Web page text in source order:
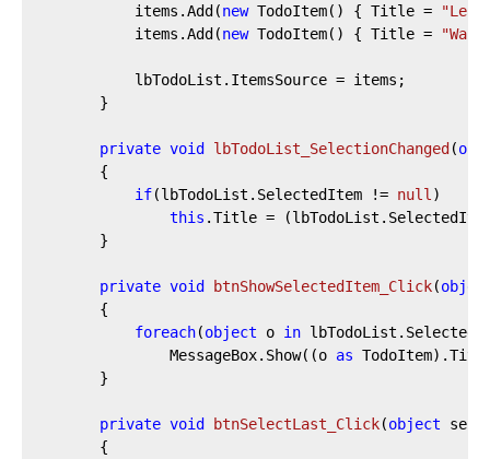
			items.Add(
new TodoItem() { Title =
			items.Add(
new TodoItem() { Title =
private void lbTodoList_SelectionChanged (
if(lbTodoList.SelectedItem != null )
this .Title =
private void btnShowSelectedItem_Click(
foreach(object o in
				MessageBox.Show((o
as
private void btnSelectLast_Click(object